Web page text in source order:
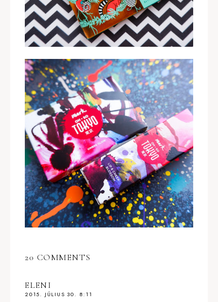
20 COMMENTS
ELENI
2015. JÚLIUS 30. 8:11